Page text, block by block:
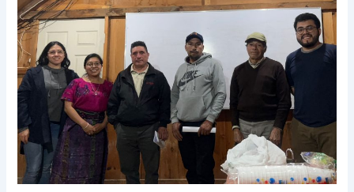
cívico
y
justicia
climática